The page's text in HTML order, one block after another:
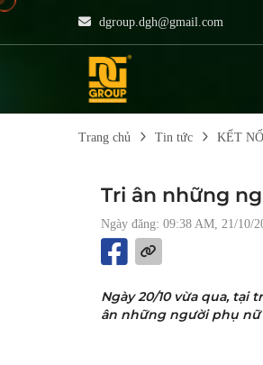
dgroup.dgh@gmail.com
Trang chủ Tin tức KẾT
Tri ân những
Ngày đăng: 09:38 AM, 21/10/
Ngày 20/10 vừa qua,
ân những người phụ nữ